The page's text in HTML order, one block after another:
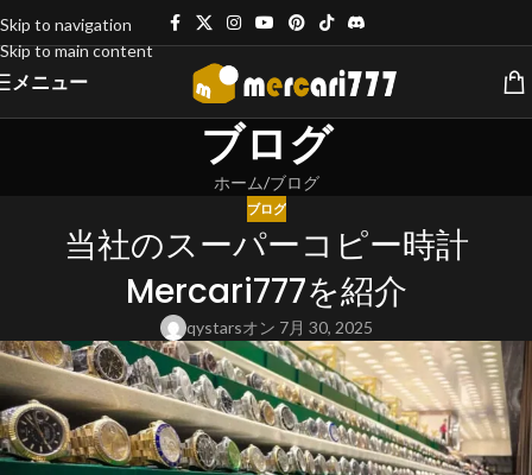
Skip to navigation
Skip to main content
メニュー
ブログ
ホーム ブログ
ブログ
当社のスーパーコピー時計
Mercari777を紹介
qystarsオン 7月 30, 2025